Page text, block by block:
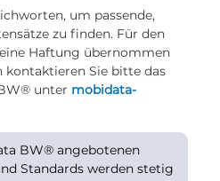
um passende,
zu finden. Für den
Haftung übernommen
kontaktieren Sie bitte das
unter mobidata-
BW® angebotenen
Standards werden stetig